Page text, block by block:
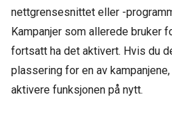
nettgrensesnittet eller -
Kampanjer som allerede bruker
fortsatt ha det aktivert. Hvis du
plassering for en av
aktivere funksjonen på nytt.